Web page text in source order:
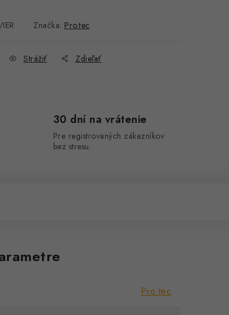
Značka: Pro.tec
Strážiť Zdieľať
30 dní na vrátenie
Pre registrovaných zákazníkov
bez stresu.
Pro.tec